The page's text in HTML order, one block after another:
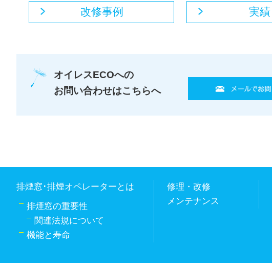
改修事例 実績
オイレスECOへの
お問い合わせはこちらへ
排煙窓･排煙オペレーターとは
排煙窓の重要性
関連法規について
機能と寿命
修理・改修
メンテナンス